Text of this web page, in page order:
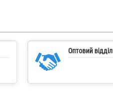
Оптовий відділ